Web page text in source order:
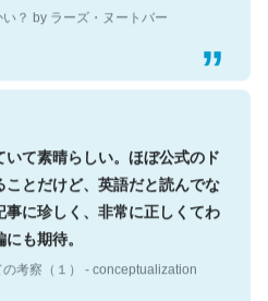
？ by ラーズ・ヌートバー
いて素晴らしい。ほぼ公式のド
とだけど、英語だと読んでな
に珍しく、非常に正しくてわ
も期待。
考察（１） - conceptualization